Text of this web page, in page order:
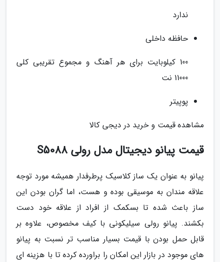
ندارد
حافظه داخلی
100 کیلوبایت برای هر آهنگ و مجموع تقریبی کلی
11000 نت
پوپیتر
مشاهده قیمت و خرید در دیجی کالا
قیمت پیانو دیجیتال مدل رولی S5088
پیانو به عنوان یک ساز کلاسیک پرطرفدار همیشه مورد توجه
علاقه مندان به موسیقی بوده و هست، اما گران بودن این
ساز باعث شده تا بسکمک از افراد از علاقه خود دست
بکشند. پیانو رولی سیلیکونی با کیف مخصوص، علاوه بر
قابل حمل بودن با قیمت بسیار مناسب تر نسبت به پیانو
های موجود در بازار این امکان را براورده کرده تا با هزینه ای